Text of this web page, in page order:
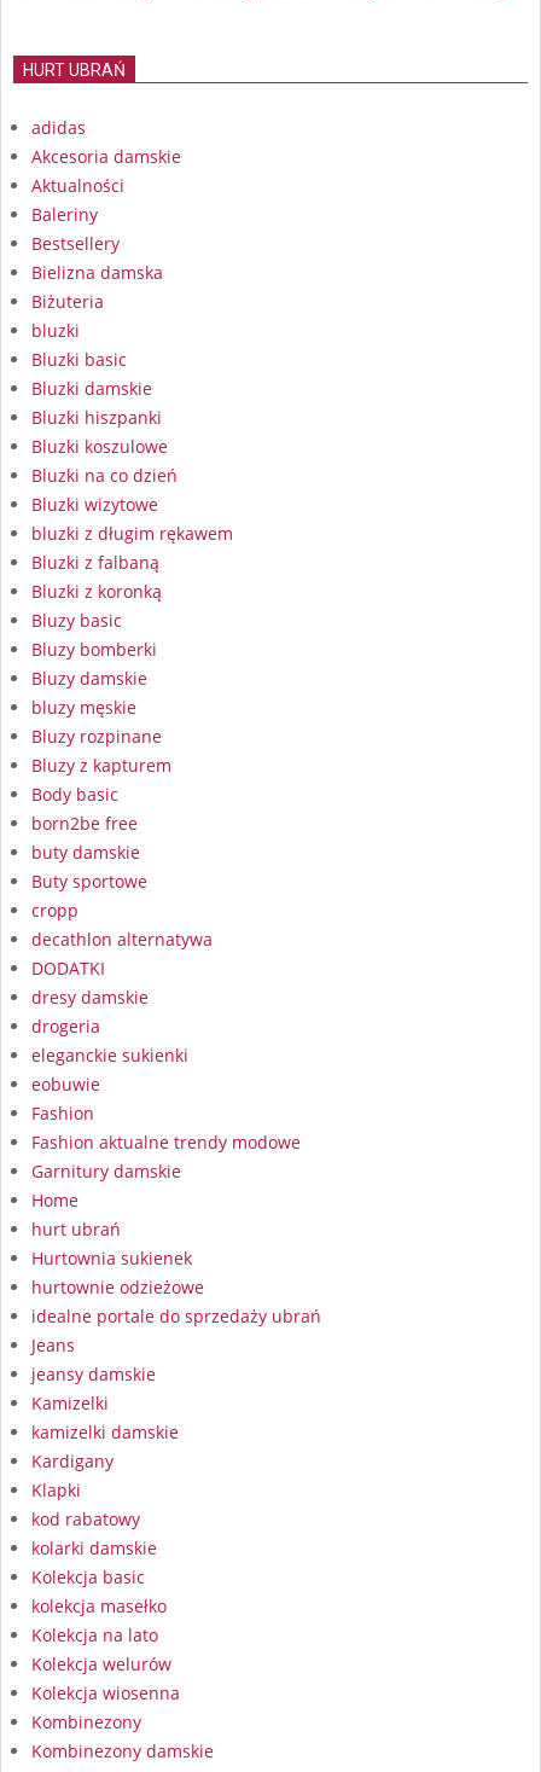
HURT UBRAŃ
adidas
Akcesoria damskie
Aktualności
Baleriny
Bestsellery
Bielizna damska
Biżuteria
bluzki
Bluzki basic
Bluzki damskie
Bluzki hiszpanki
Bluzki koszulowe
Bluzki na co dzień
Bluzki wizytowe
bluzki z długim rękawem
Bluzki z falbaną
Bluzki z koronką
Bluzy basic
Bluzy bomberki
Bluzy damskie
bluzy męskie
Bluzy rozpinane
Bluzy z kapturem
Body basic
born2be free
buty damskie
Buty sportowe
cropp
decathlon alternatywa
DODATKI
dresy damskie
drogeria
eleganckie sukienki
eobuwie
Fashion
Fashion aktualne trendy modowe
Garnitury damskie
Home
hurt ubrań
Hurtownia sukienek
hurtownie odzieżowe
idealne portale do sprzedaży ubrań
Jeans
jeansy damskie
Kamizelki
kamizelki damskie
Kardigany
Klapki
kod rabatowy
kolarki damskie
Kolekcja basic
kolekcja masełko
Kolekcja na lato
Kolekcja welurów
Kolekcja wiosenna
Kombinezony
Kombinezony damskie